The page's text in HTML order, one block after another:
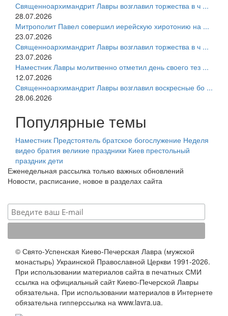
Священноархимандрит Лавры возглавил торжества в ч ...
28.07.2026
Митрополит Павел совершил иерейскую хиротонию на ...
23.07.2026
Священноархимандрит Лавры возглавил торжества в ч ...
23.07.2026
Наместник Лавры молитвенно отметил день своего тез ...
12.07.2026
Священноархимандрит Лавры возглавил воскресные бо ...
28.06.2026
Популярные темы
Наместник Предстоятель братское богослужение Неделя
видео братия великие праздники Киев престольный
праздник дети
Еженедельная рассылка только важных обновлений
Новости, расписание, новое в разделах сайта
© Свято-Успенская Киево-Печерская Лавра (мужской
монастырь) Украинской Православной Церкви 1991-2026.
При использовании материалов сайта в печатных СМИ
ссылка на официальный сайт Киево-Печерской Лавры
обязательна. При использовании материалов в Интернете
обязательна гипперссылка на www.lavra.ua.